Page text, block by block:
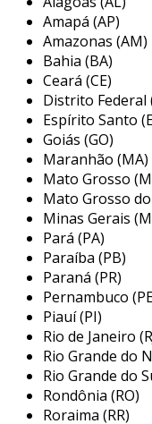
extra, como fechos
deslizamento do
clip pode depender
da durabilidade
principais tipos
os clips para crachá
diversos formatos e
adequado para
preferências. a
problemas como
ficam visíveis.
tipos:
clip de plástico:
comum, leve e
pela facilidade
cores e designs.
clip metálico:
Amapá (AP)
Amazonas (AM)
Bahia (BA)
Ceará (CE)
Distrito Federal
Espírito Santo
Goiás (GO)
Maranhão (MA)
Mato Grosso
Mato Grosso
Minas Gerais
Pará (PA)
Paraíba (PB)
Paraná (PR)
Pernambuco
Piauí (PI)
Rio de Janeiro
Rio Grande do
Rio Grande do
Rondônia (RO)
Roraima (RR)